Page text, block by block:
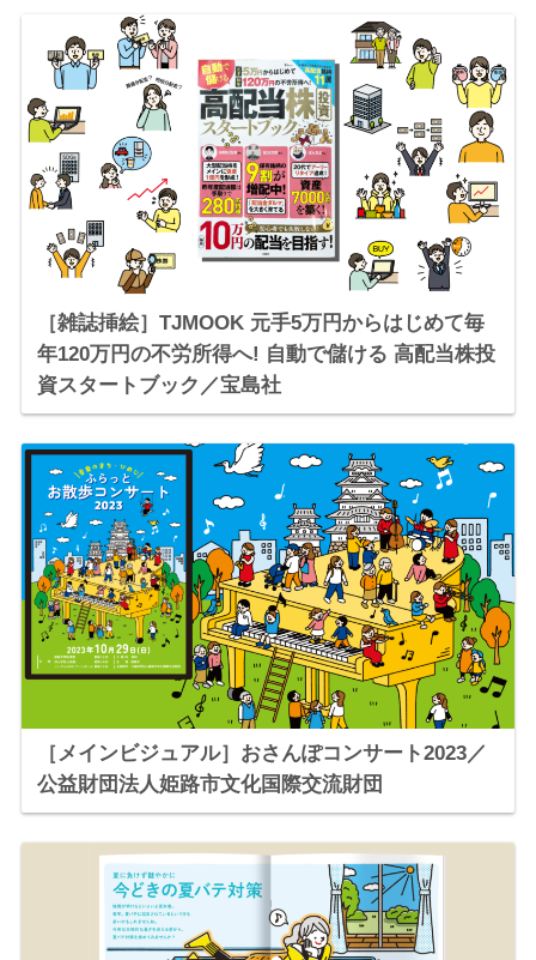
［雑誌挿絵］TJMOOK 元手5万円からはじめて毎
年120万円の不労所得へ! 自動で儲ける 高配当株投
資スタートブック／宝島社
［メインビジュアル］おさんぽコンサート2023／
公益財団法人姫路市文化国際交流財団